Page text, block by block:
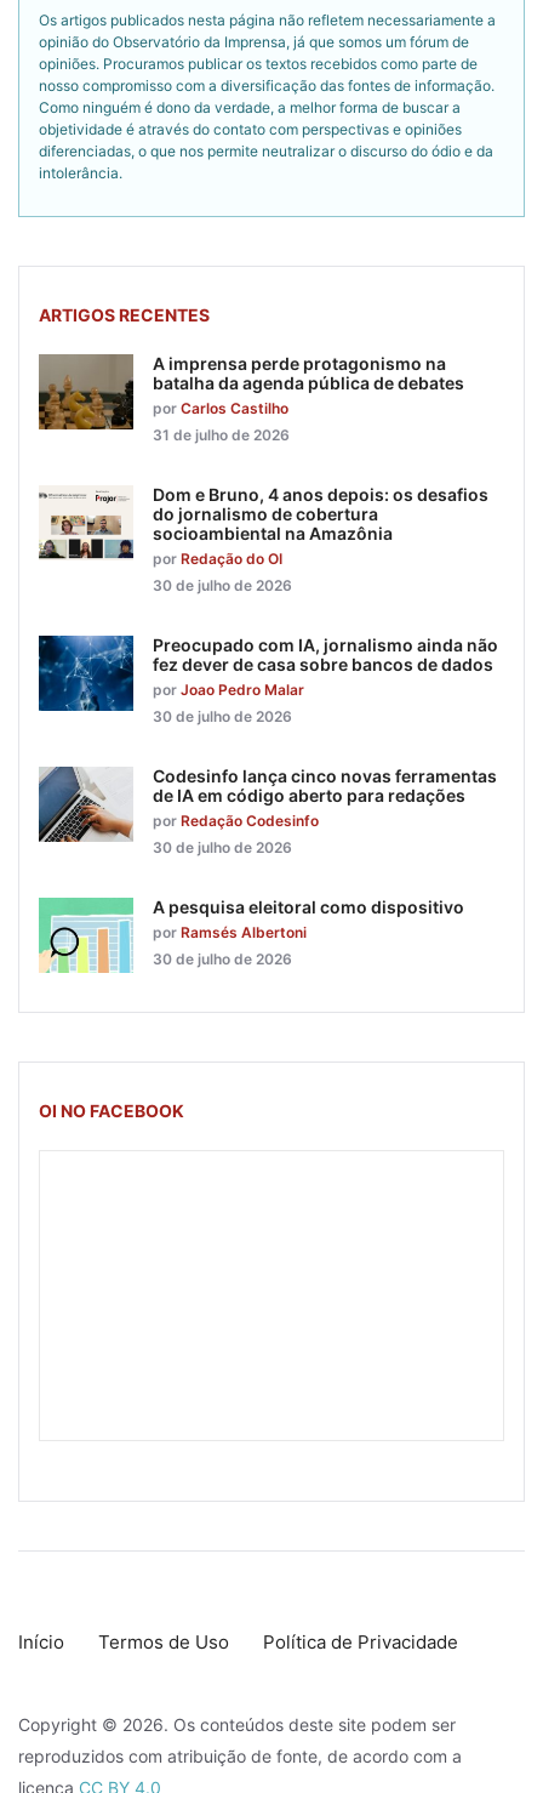
Os artigos publicados nesta página não refletem necessariamente a
opinião do Observatório da Imprensa, já que somos um fórum de
opiniões. Procuramos publicar os textos recebidos como parte de
nosso compromisso com a diversificação das fontes de informação.
Como ninguém é dono da verdade, a melhor forma de buscar a
objetividade é através do contato com perspectivas e opiniões
diferenciadas, o que nos permite neutralizar o discurso do ódio e da
intolerância.
ARTIGOS RECENTES
A imprensa perde protagonismo na
batalha da agenda pública de debates
por Carlos Castilho
31 de julho de 2026
Dom e Bruno, 4 anos depois: os desafios
do jornalismo de cobertura
socioambiental na Amazônia
por Redação do OI
30 de julho de 2026
Preocupado com IA, jornalismo ainda não
fez dever de casa sobre bancos de dados
por Joao Pedro Malar
30 de julho de 2026
Codesinfo lança cinco novas ferramentas
de IA em código aberto para redações
por Redação Codesinfo
30 de julho de 2026
A pesquisa eleitoral como dispositivo
por Ramsés Albertoni
30 de julho de 2026
OI NO FACEBOOK
Início Termos de Uso Política de Privacidade
Copyright © 2026. Os conteúdos deste site podem ser
reproduzidos com atribuição de fonte, de acordo com a
licença CC BY 4.0